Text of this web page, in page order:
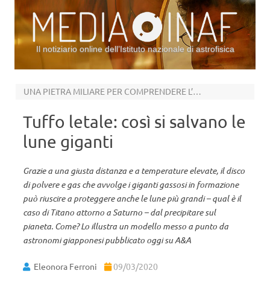
Il notiziario online dell’Istituto nazionale di astrofisica
UNA PIETRA MILIARE PER COMPRENDERE L’ORIGINE DI TITANO
Tuffo letale: così si salvano le
lune giganti
Grazie a una giusta distanza e a temperature elevate, il disco
di polvere e gas che avvolge i giganti gassosi in formazione
può riuscire a proteggere anche le lune più grandi – qual è il
caso di Titano attorno a Saturno – dal precipitare sul
pianeta. Come? Lo illustra un modello messo a punto da
astronomi giapponesi pubblicato oggi su A&A
Eleonora Ferroni 09/03/2020